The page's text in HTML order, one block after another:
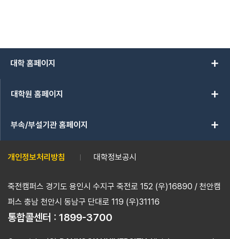
대학 홈페이지 add
대학원 홈페이지 add
부속/부설기관 홈페이지 add
개인정보처리방침 대학정보공시
죽전캠퍼스 경기도 용인시 수지구 죽전로 152 (우)16890 / 천안캠
퍼스 충남 천안시 동남구 단대로 119 (우)31116
통합콜센터 : 1899-3700